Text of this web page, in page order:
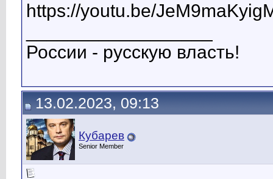
https://youtu.be/
России - русскую власть!
13.02.2023, 09:13
Кубарев
Senior Member